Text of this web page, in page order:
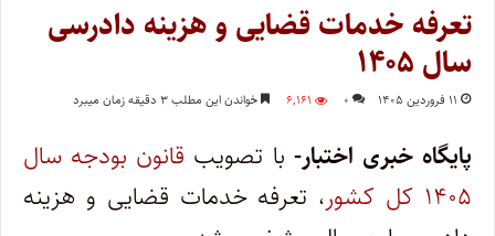
تعرفه خدمات قضایی و هزینه دادرسی
سال ۱۴۰۵
۱۱ فروردین ۱۴۰۵ ۰ ۶,۱۶۱ خواندن این مطلب ۳ دقیقه زمان میبرد
پایگاه خبری اختبار- با تصویب قانون بودجه سال
۱۴۰۵ کل کشور
، تعرفه خدمات قضایی و هزینه